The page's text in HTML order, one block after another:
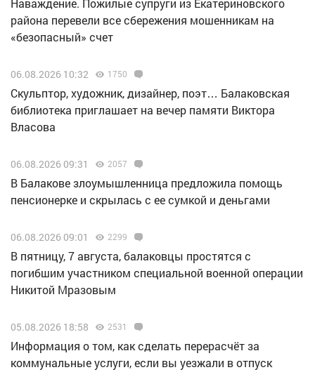
Наваждение. Пожилые супруги из Екатериновского
района перевели все сбережения мошенникам на
«безопасный» счет
06.08.2026 10:32 1750
Скульптор, художник, дизайнер, поэт… Балаковская
библиотека приглашает на вечер памяти Виктора
Власова
06.08.2026 09:31 2057
В Балакове злоумышленница предложила помощь
пенсионерке и скрылась с ее сумкой и деньгами
06.08.2026 09:01 2299
В пятницу, 7 августа, балаковцы простятся с
погибшим участником специальной военной операции
Никитой Мразовым
05.08.2026 18:58 2531
Информация о том, как сделать перерасчёт за
коммунальные услуги, если вы уезжали в отпуск